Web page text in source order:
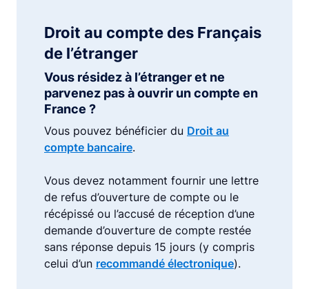
Droit au compte des Français
de l’étranger
Vous résidez à l’étranger et ne
parvenez pas à ouvrir un compte en
France ?
Vous pouvez bénéficier du Droit au
compte bancaire.
Vous devez notamment fournir une lettre
de refus d’ouverture de compte ou le
récépissé ou l’accusé de réception d’une
demande d’ouverture de compte restée
sans réponse depuis 15 jours (y compris
celui d’un recommandé électronique).